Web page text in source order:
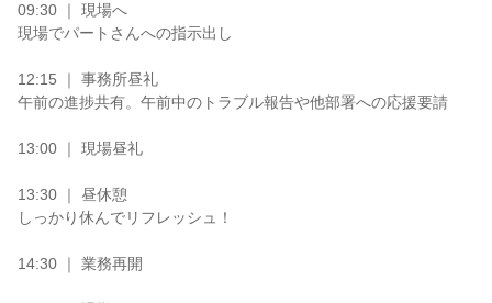
09:30 ｜ 現場へ
現場でパートさんへの指示出し
12:15 ｜ 事務所昼礼
午前の進捗共有。午前中のトラブル報告や他部署への応援要請
13:00 ｜ 現場昼礼
13:30 ｜ 昼休憩
しっかり休んでリフレッシュ！
14:30 ｜ 業務再開